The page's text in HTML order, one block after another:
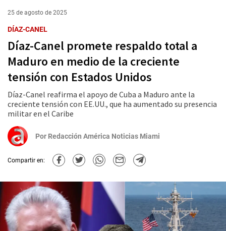
25 de agosto de 2025
DÍAZ-CANEL
Díaz-Canel promete respaldo total a
Maduro en medio de la creciente
tensión con Estados Unidos
Díaz-Canel reafirma el apoyo de Cuba a Maduro ante la
creciente tensión con EE.UU., que ha aumentado su presencia
militar en el Caribe
Por Redacción América Noticias Miami
Compartir en: